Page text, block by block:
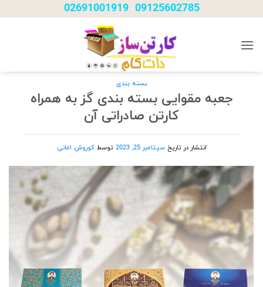
to
09125602785
-
02691001919
بسته بندی
جعبه مقوایی بسته بندی گز به همراه
کارتن صادراتی آن
انتشار در تاریخسپتامبر 25, 2023 توسطکوروش امانی